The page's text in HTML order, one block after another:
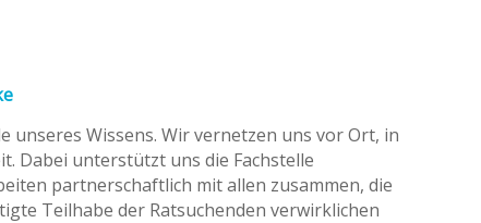
unseres Wissens. Wir vernetzen uns vor Ort, in
Dabei unterstützt uns die Fachstelle
partnerschaftlich mit allen zusammen, die
Teilhabe der Ratsuchenden verwirklichen